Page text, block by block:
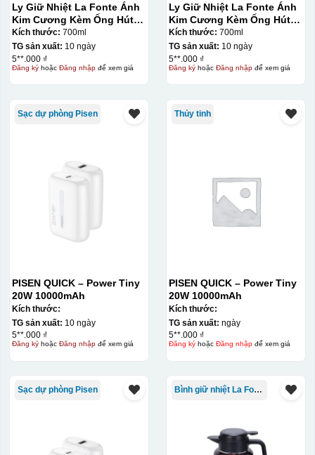
Ly Giữ Nhiệt La Fonte Ánh
Kim Cương Kèm Ống Hút-
700 ml-014687-GOL
Kích thước: 700ml
TG sản xuất: 10 ngày
5**.000 ₫
Đăng kýhoặc Đăng nhậpđể xem giá
Ly Giữ Nhiệt La Fonte Ánh
Kim Cương Kèm Ống Hút-
700 ml-014687-GOL
Kích thước: 700ml
TG sản xuất: 10 ngày
5**.000 ₫
Đăng kýhoặc Đăng nhậpđể xem giá
Sạc dự phòng Pisen
PISEN QUICK – Power Tiny
20W 10000mAh
Kích thước:
TG sản xuất: 10 ngày
5**.000 ₫
Đăng kýhoặc Đăng nhậpđể xem giá
Thủy tinh
PISEN QUICK – Power Tiny
20W 10000mAh
Kích thước:
TG sản xuất: ngày
5**.000 ₫
Đăng kýhoặc Đăng nhậpđể xem giá
Sạc dự phòng Pisen Bình giữ nhiệt La Fonte